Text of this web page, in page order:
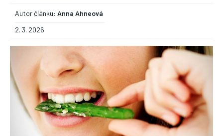
― REKLAMA ―
Autor článku: Anna Ahneová
2. 3. 2026